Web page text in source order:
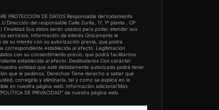
PROTECCIÓN DE DATOS Responsable del tratamiento
Dirección del responsable Calle Zurita, 17, 1ª planta , CP
Finalidad Sus datos serán usados para poder atender sus
servicios. Información de interés Únicamente le
su interés con su autorización previa, que podrá
correspondiente establecida al efecto. Legitimación
con su consentimiento previo, que podrá facilitarnos
establecida al efecto. Destinatarios Con carácter
entidad que esté debidamente autorizado podrá tener
que le pedimos. Derechos Tiene derecho a saber qué
corregirla y eliminarla, tal y como se explica en la
en nuestra página web. Información adicional Más
DE PRIVACIDAD” de nuestra página web.